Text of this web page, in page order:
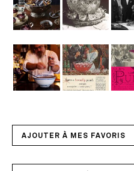
AJOUTER À MES FAVORIS